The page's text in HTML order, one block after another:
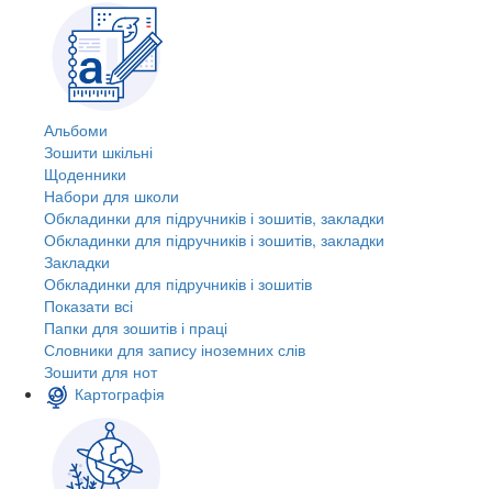
Альбоми
Зошити шкільні
Щоденники
Набори для школи
Обкладинки для підручників і зошитів, закладки
Обкладинки для підручників і зошитів, закладки
Закладки
Обкладинки для підручників і зошитів
Показати всі
Папки для зошитів і праці
Словники для запису іноземних слів
Зошити для нот
Картографія